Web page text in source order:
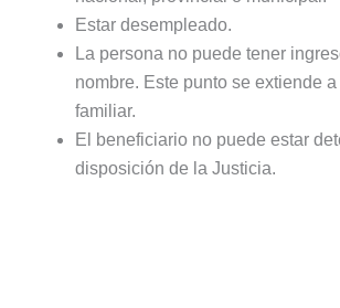
Estar desempleado.
La persona no puede tener
nombre. Este punto se extiende
familiar.
El beneficiario no puede estar
disposición de la Justicia.